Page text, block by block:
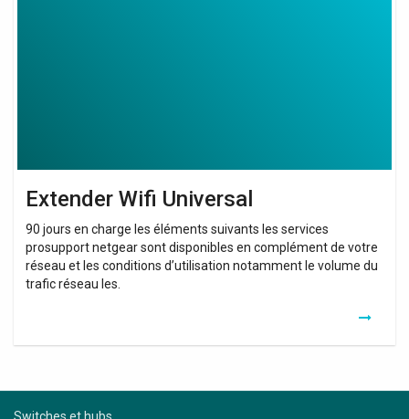
Extender Wifi Universal
90 jours en charge les éléments suivants les services
prosupport netgear sont disponibles en complément de votre
réseau et les conditions d’utilisation notamment le volume du
trafic réseau les.
Switches et hubs